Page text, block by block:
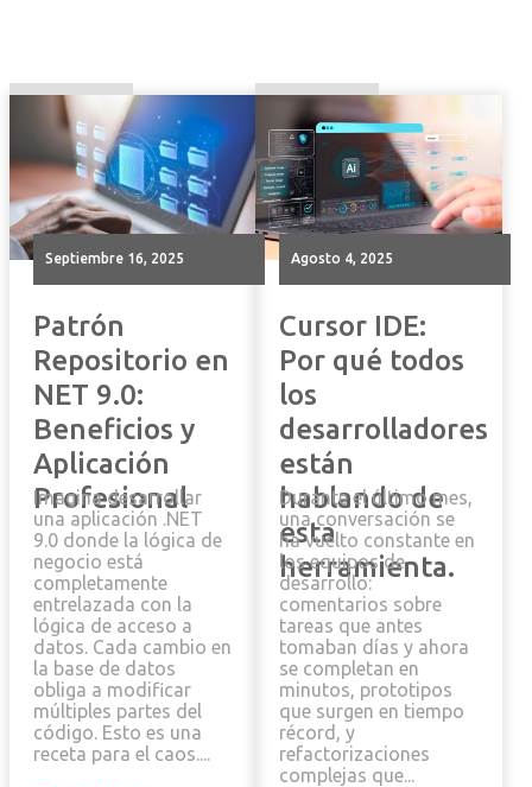
septiembre 16, 2025
Patrón
Repositorio en
NET 9.0:
Beneficios y
Aplicación
Profesional
Imagina desarrollar
una aplicación .NET
9.0 donde la lógica de
negocio está
completamente
entrelazada con la
lógica de acceso a
datos. Cada cambio en
la base de datos
obliga a modificar
múltiples partes del
código. Esto es una
receta para el caos....
agosto 4, 2025
Cursor IDE:
Por qué todos
los
desarrolladores
están
hablando de
esta
herramienta.
Durante el último mes,
una conversación se
ha vuelto constante en
los equipos de
desarrollo:
comentarios sobre
tareas que antes
tomaban días y ahora
se completan en
minutos, prototipos
que surgen en tiempo
récord, y
refactorizaciones
complejas que...